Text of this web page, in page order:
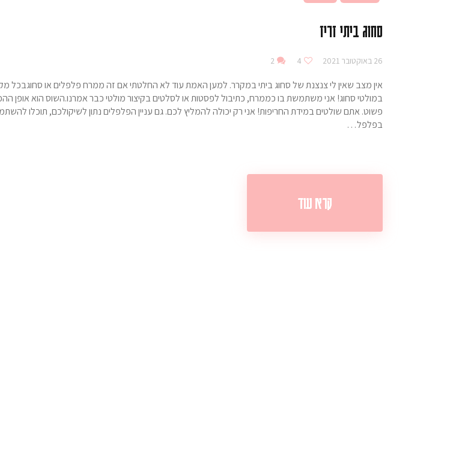
סחוג ביתי זריז
26 באוקטובר 2021 4
2
אין מצב שאין לי צנצנת של סחוג ביתי במקרר. למען האמת עוד לא החלטתי אם זה ממרח פלפלים או סחוגבכל
במולטי סחוג! אני משתמשת בו כממרח, כתיבול לפסטות או לסלטים בקיצור מולטי כבר אמרנו.השוס הוא אופן
פשוט. אתם שולטים במידת החריפות! אני רק יכולה להמליץ לכם. גם עניין הפלפלים נתון לשיקולכם, תוכלו
בפלפל…
קרא עוד
קלחי תירס
לחם מחבת שהוא שילוב של מופלטה